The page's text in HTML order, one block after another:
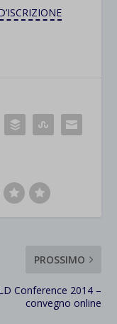
PROSSIMO
Conference 2014 –
convegno online